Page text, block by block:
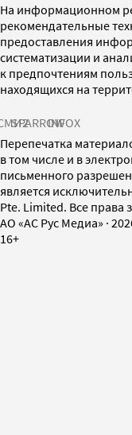
На информационном
рекомендательные
предоставления
систематизации и
к предпочтениям
находящихся на
SPARROWINFOX
Перепечатка
в том числе и в
письменного
является
Pte. Limited. Все
AO «АС Рус Медиа» ·
16+